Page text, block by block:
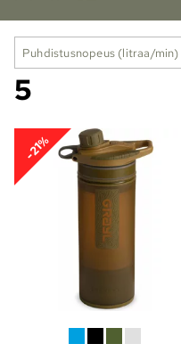
Puhdistusnopeus (litraa/min)
5
-21%